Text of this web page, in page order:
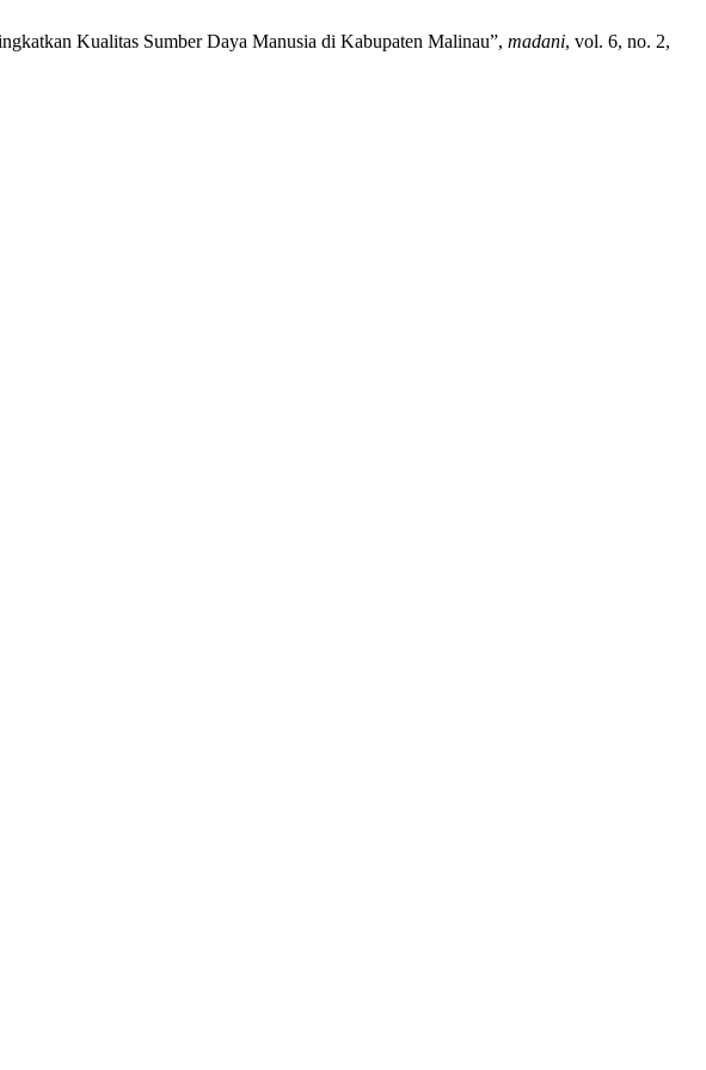
Kualitas Sumber Daya Manusia di Kabupaten Malinau”, madani, vol. 6, no. 2,